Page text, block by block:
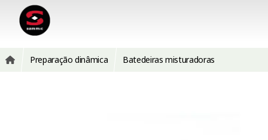
Preparação dinâmica Batedeiras misturadoras